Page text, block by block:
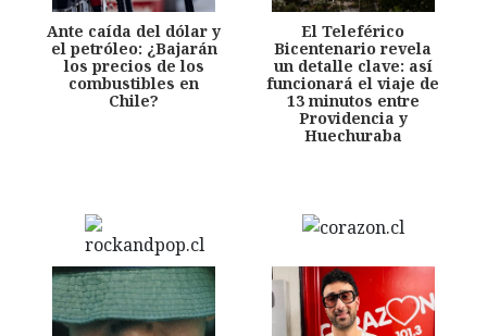
Ante caída del dólar y
el petróleo: ¿Bajarán
los precios de los
combustibles en
Chile?
El Teleférico
Bicentenario revela
un detalle clave: así
funcionará el viaje de
13 minutos entre
Providencia y
Huechuraba